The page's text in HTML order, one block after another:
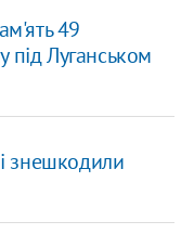
49
під Луганськом
знешкодили